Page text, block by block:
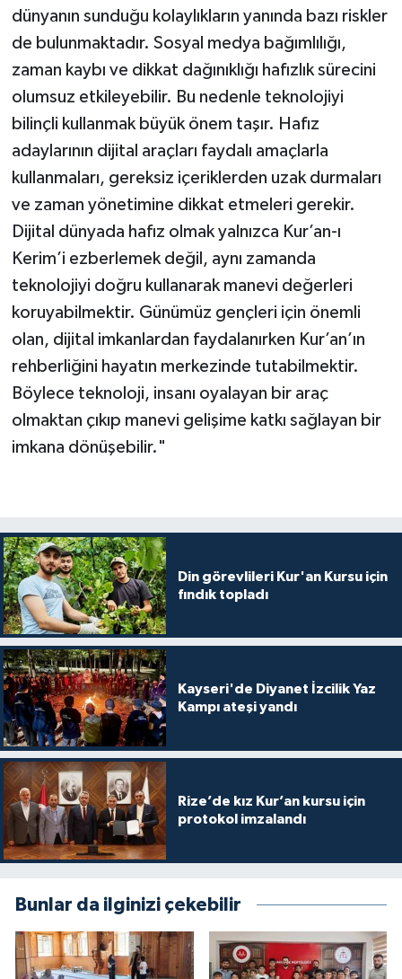
dünyanın sunduğu kolaylıkların yanında bazı riskler
de bulunmaktadır. Sosyal medya bağımlılığı,
zaman kaybı ve dikkat dağınıklığı hafızlık sürecini
olumsuz etkileyebilir. Bu nedenle teknolojiyi
bilinçli kullanmak büyük önem taşır. Hafız
adaylarının dijital araçları faydalı amaçlarla
kullanmaları, gereksiz içeriklerden uzak durmaları
ve zaman yönetimine dikkat etmeleri gerekir.
Dijital dünyada hafız olmak yalnızca Kur’an-ı
Kerim’i ezberlemek değil, aynı zamanda
teknolojiyi doğru kullanarak manevi değerleri
koruyabilmektir. Günümüz gençleri için önemli
olan, dijital imkanlardan faydalanırken Kur’an’ın
rehberliğini hayatın merkezinde tutabilmektir.
Böylece teknoloji, insanı oyalayan bir araç
olmaktan çıkıp manevi gelişime katkı sağlayan bir
imkana dönüşebilir."
Din görevlileri Kur'an Kursu için
fındık topladı
Kayseri'de Diyanet İzcilik Yaz
Kampı ateşi yandı
Rize’de kız Kur’an kursu için
protokol imzalandı
Bunlar da ilginizi çekebilir
Erzurum Müftülüğü
Eskişehir Müftülüğü
Gaziantep Müftülüğü
Giresun Müftülüğü
Gümüşhane Müftülüğü
Hakkari Müftülüğü
Hatay Müftülüğü
Isparta Müftülüğü
İstanbul Müftülüğü
Karabük Müftülüğü
Karaman Müftülüğü
Kars Müftülüğü
Kastamonu Müftülüğü
Kayseri Müftülüğü
Kilis Müftülüğü
Kırıkkale Müftülüğü
Kocaeli Müftülüğü